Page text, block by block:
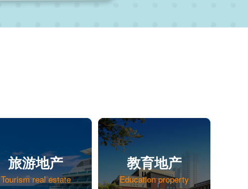
教育地产
Education property
旅游地产
Tourism real estate